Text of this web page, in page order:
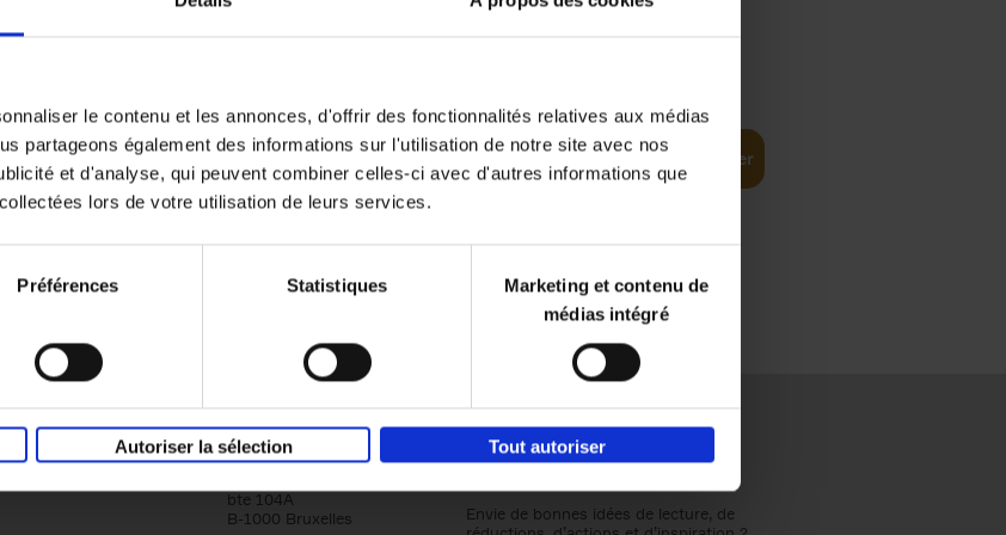
le contenu et les annonces, d'offrir des fonctionnalités relatives aux médias
partageons également des informations sur l'utilisation de notre site avec nos
et d'analyse, qui peuvent combiner celles-ci avec d'autres informations que
lors de votre utilisation de leurs services.
Préférences Statistiques
Marketing et contenu de
médias intégré
Autoriser la sélection Tout autoriser
Planning to Promoting
Clo Willaerts
Couverture souple
352 Ajouter au panier
Société
Qui sommes-nous?
Éditions Racine
Tour & Taxis
bte 104A
B-1000 Bruxelles
Envie de bonnes idées de lecture, de